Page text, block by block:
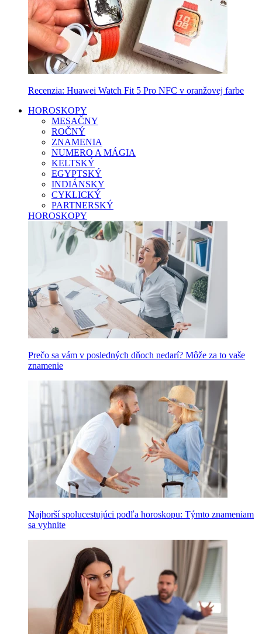
Recenzia: Huawei Watch Fit 5 Pro NFC v oranžovej farbe
HOROSKOPY
MESAČNY
ROČNÝ
ZNAMENIA
NUMERO A MÁGIA
KELTSKÝ
EGYPTSKÝ
INDIÁNSKY
CYKLICKÝ
PARTNERSKÝ
HOROSKOPY
Prečo sa vám v posledných dňoch nedarí? Môže za to vaše
znamenie
Najhorší spolucestujúci podľa horoskopu: Týmto znameniam
sa vyhnite